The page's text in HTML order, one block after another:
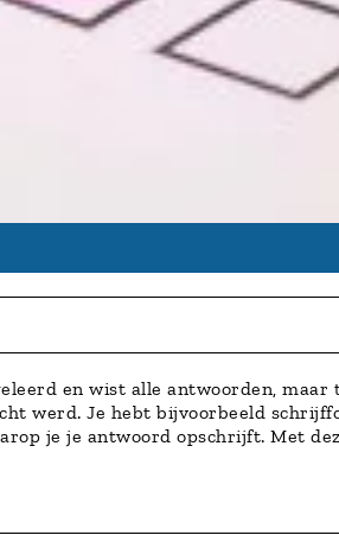
en wist alle antwoorden,
werd. Je hebt bijvoorbeeld
je je antwoord opschrijft. Met